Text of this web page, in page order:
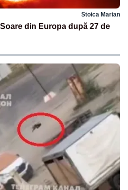
Stoica Marian
din Europa după 27 de